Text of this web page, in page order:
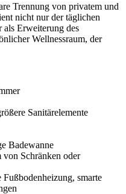
Trennung von privatem und
nicht nur der täglichen
Erweiterung des
Wellnessraum, der
Sanitärelemente
Badewanne
von Schränken oder
smarte